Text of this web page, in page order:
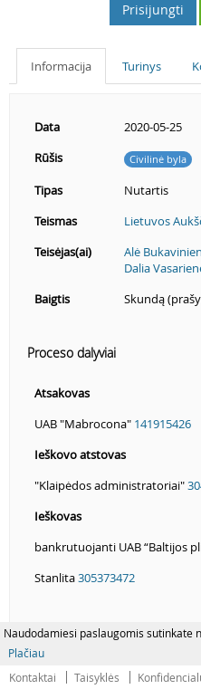
Naudodamiesi paslaugomis sutinkate
Plačiau
Prisijungti
Informacija Turinys
Data
2020-05-25
Rūšis
Civilinė byla
Tipas
Nutartis
Teismas
Lietuvos
Teisėjas(ai)
Alė
Dalia
Baigtis
Skundą
Proceso dalyviai
Atsakovas
UAB "Mabrocona" 141915426
Ieškovo atstovas
"Klaipėdos administratoriai"
Ieškovas
bankrutuojanti UAB “Baltijos
Stanlita305373472
Kontaktai Taisyklės